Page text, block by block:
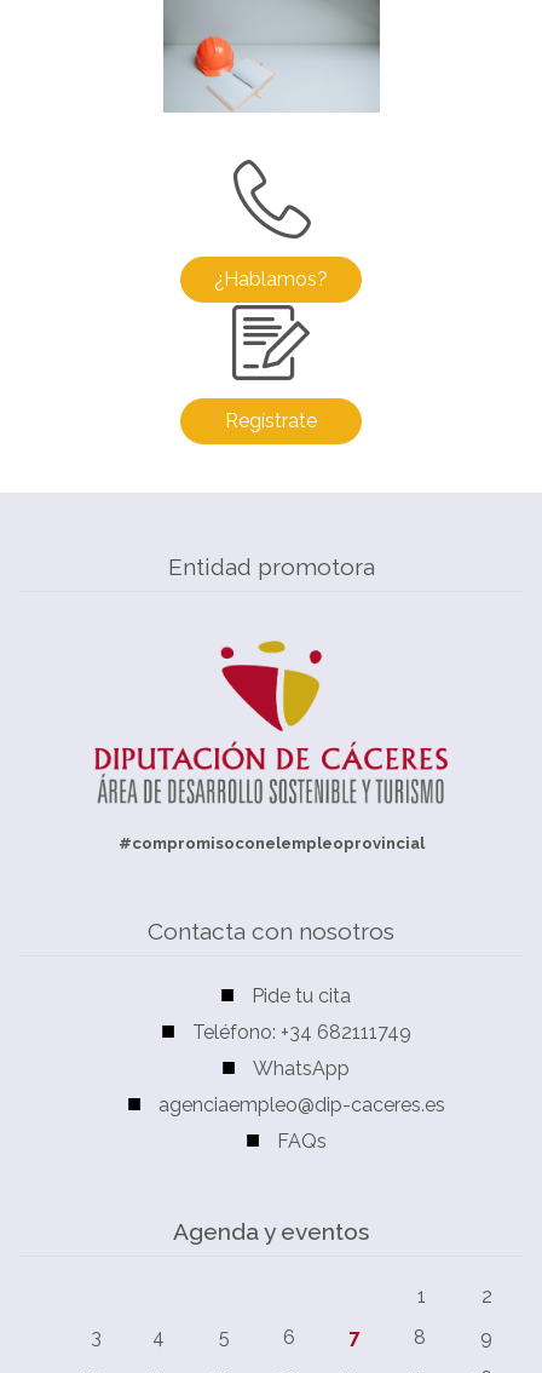
¿Hablamos?
Regístrate
Entidad promotora
#compromisoconelempleoprovincial
Contacta con nosotros
Pide tu cita
Teléfono: +34 682111749
WhatsApp
agenciaempleo@dip-caceres.es
FAQs
Agenda y eventos
1
2
3
4 5 6 7 8
9